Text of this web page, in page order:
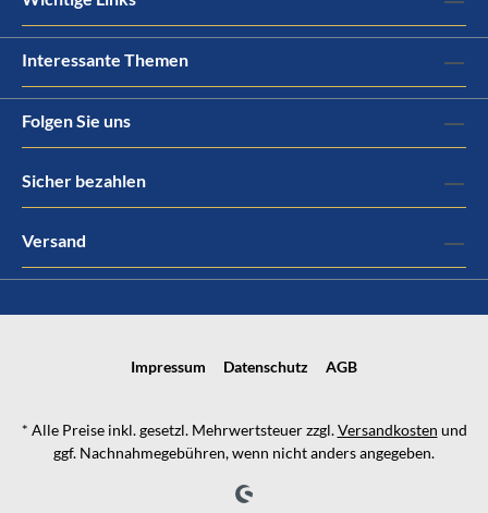
Interessante Themen
Folgen Sie uns
Sicher bezahlen
Versand
Impressum Datenschutz AGB
* Alle Preise inkl. gesetzl. Mehrwertsteuer zzgl.Versandkosten und
ggf. Nachnahmegebühren, wenn nicht anders angegeben.